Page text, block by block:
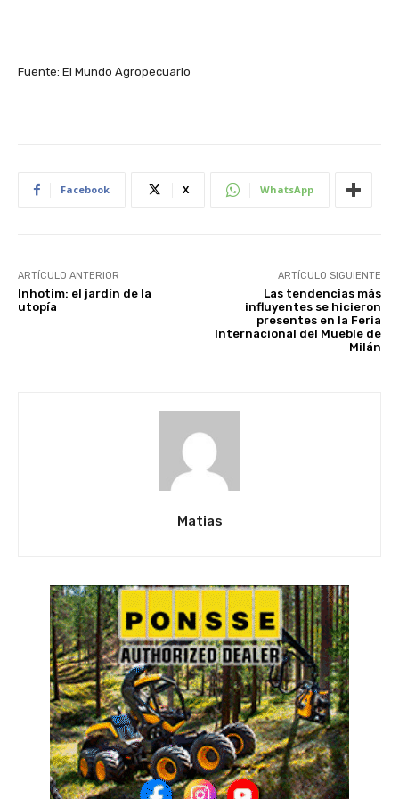
Fuente: El Mundo Agropecuario
Facebook X WhatsApp
ARTÍCULO ANTERIOR
Inhotim: el jardín de la
utopía
ARTÍCULO SIGUIENTE
Las tendencias más
influyentes se hicieron
presentes en la Feria
Internacional del Mueble de
Milán
Matias